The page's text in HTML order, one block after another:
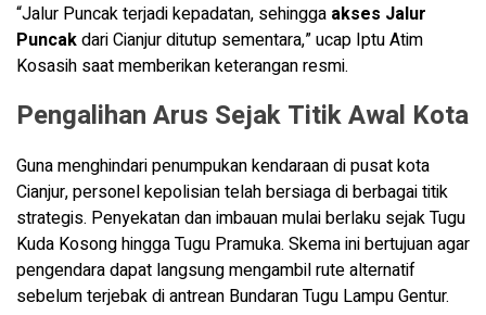
“Jalur Puncak terjadi kepadatan, sehingga akses Jalur
Puncakdari Cianjur ditutup sementara,” ucap Iptu Atim
Kosasih saat memberikan keterangan resmi.
Pengalihan Arus Sejak Titik Awal Kota
Guna menghindari penumpukan kendaraan di pusat kota
Cianjur, personel kepolisian telah bersiaga di berbagai titik
strategis. Penyekatan dan imbauan mulai berlaku sejak Tugu
Kuda Kosong hingga Tugu Pramuka. Skema ini bertujuan agar
pengendara dapat langsung mengambil rute alternatif
sebelum terjebak di antrean Bundaran Tugu Lampu Gentur.